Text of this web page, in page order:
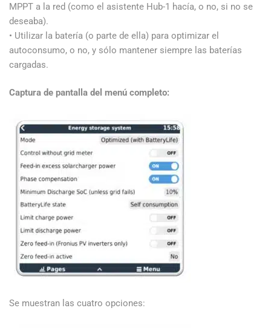
MPPT a la red (como el asistente Hub-1 hacía, o no, si no se
deseaba).
• Utilizar la batería (o parte de ella) para optimizar el
autoconsumo, o no, y sólo mantener siempre las baterías
cargadas.
Captura de pantalla del menú completo:
Se muestran las cuatro opciones: